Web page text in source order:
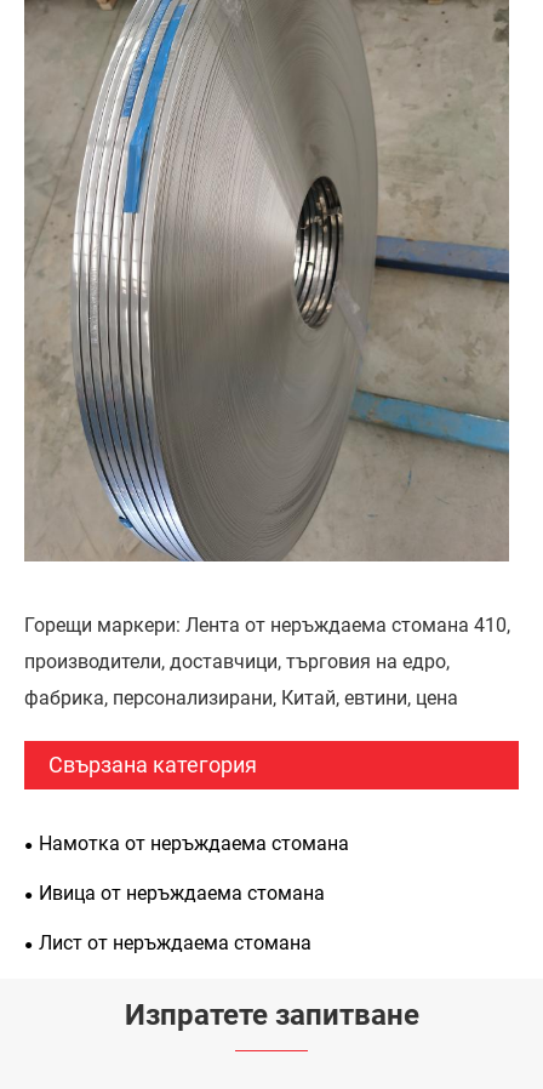
Горещи маркери: Лента от неръждаема стомана 410,
производители, доставчици, търговия на едро,
фабрика, персонализирани, Китай, евтини, цена
Свързана категория
Намотка от неръждаема стомана
Ивица от неръждаема стомана
Лист от неръждаема стомана
Изпратете запитване